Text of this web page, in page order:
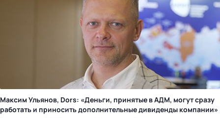
Максим Ульянов, Dors: «Деньги, принятые в АДМ, могут сразу
работать и приносить дополнительные дивиденды компании»